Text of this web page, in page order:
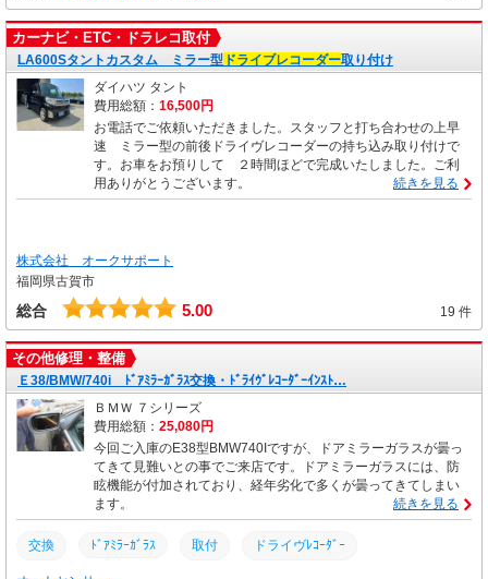
カーナビ・ETC・ドラレコ取付
LA600Sタントカスタム ミラー型 ドライブレコーダー取り付け
ダイハツ タント
費用総額： 16,500円
お電話でご依頼いただきました。スタッフと打ち合わせの上早
速 ミラー型の前後ドライヴレコーダーの持ち込み取り付けで
す。お車をお預りして ２時間ほどで完成いたしました。ご利
用ありがとうございます。
続きを見る
株式会社 オークサポート
福岡県古賀市
総合 5.00 19 件
その他修理・整備
Ｅ38/BMW/740i ﾄﾞｱﾐﾗｰｶﾞﾗｽ交換・ﾄﾞﾗｲｳﾞﾚｺｰﾀﾞｰｲﾝｽﾄ…
ＢＭＷ ７シリーズ
費用総額： 25,080円
今回ご入庫のE38型BMW740Iですが、ドアミラーガラスが曇っ
てきて見難いとの事でご来店です。ドアミラーガラスには、防
眩機能が付加されており、経年劣化で多くが曇ってきてしまい
ます。
続きを見る
交換 ﾄﾞｱﾐﾗｰｶﾞﾗｽ 取付 ドライヴﾚｺｰﾀﾞｰ